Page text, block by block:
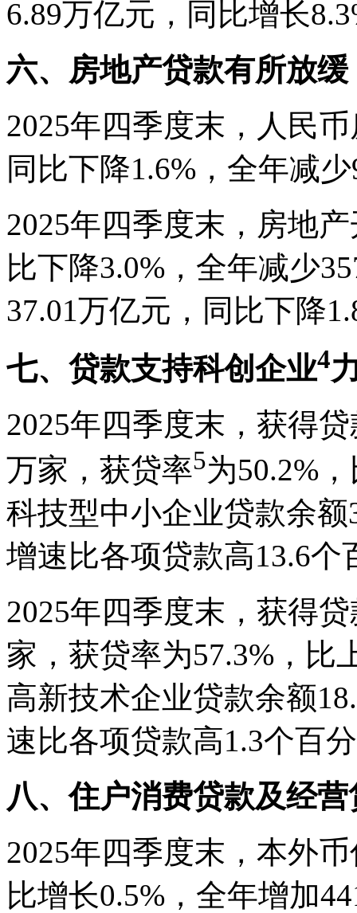
6.89万亿元，同比增长
六、房地产贷款有所放缓
2025年四季度末，人民
同比下降1.6%，全年减
2025年四季度末，房地
比下降3.0%，全年减少
37.01万亿元，同比下降
七、贷款支持科创企业4
2025年四季度末，获得
万家，获贷率5为50.2%
科技型中小企业贷款余
增速比各项贷款高13.6个
2025年四季度末，获得
家，获贷率为57.3%，比
高新技术企业贷款余额
速比各项贷款高1.3个百
八、住户消费贷款及经
2025年四季度末，本外
比增长0.5%，全年增加